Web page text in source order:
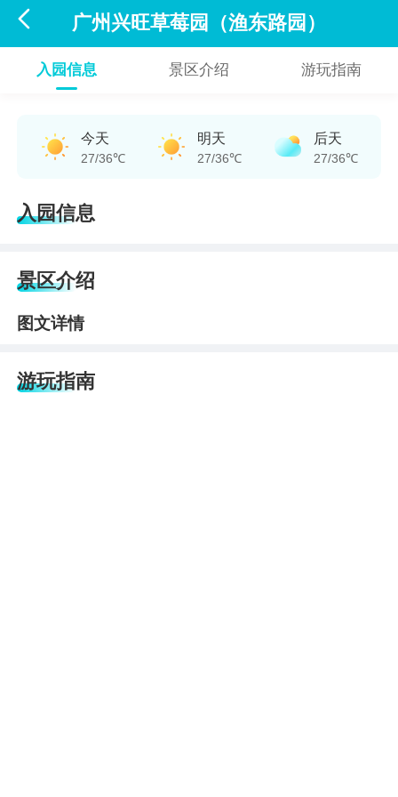
 广州兴旺草莓园（渔东路园）
入园信息 景区介绍 游玩指南
今天
27/36℃
明天
27/36℃
后天
27/36℃
入园信息
景区介绍
图文详情
游玩指南